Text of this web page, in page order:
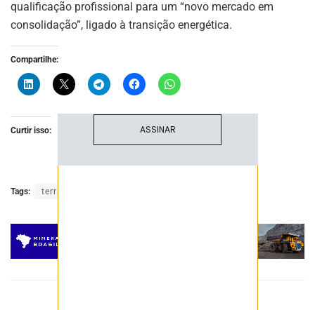
qualificação profissional para um “novo mercado em
consolidação”, ligado à transição energética.
Compartilhe:
Curtir isso:
Tags: terras raras
NEWSLETTER
Fique atualizado com as últimas
ASSINAR